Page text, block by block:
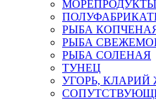
МОРЕПРОДУКТЫ
РЫБА
РЫБА
РЫБА СОЛЕНАЯ
ТУНЕЦ
УГОРЬ,